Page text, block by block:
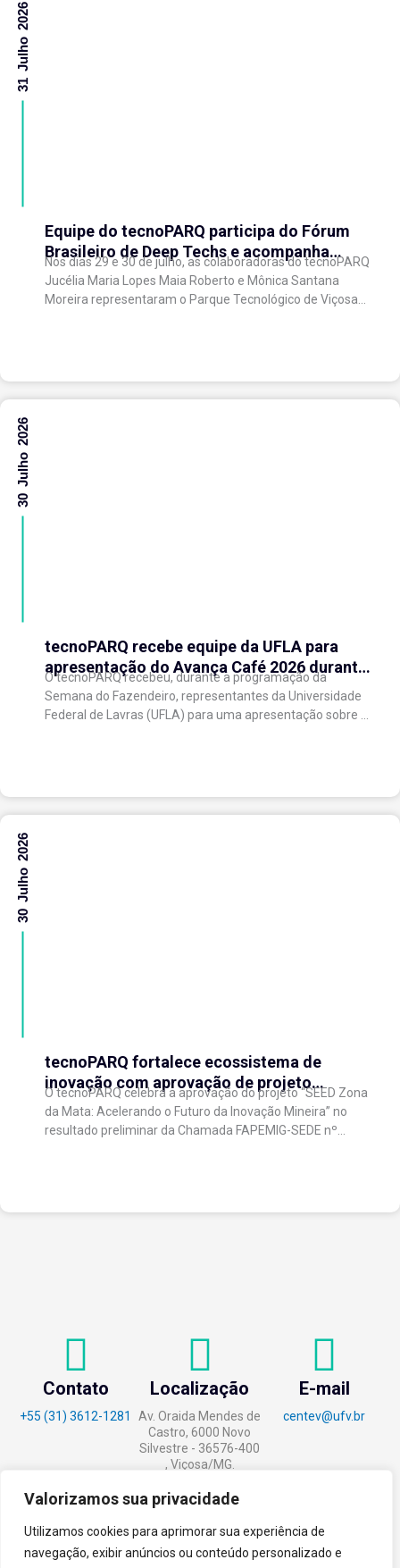
Valorizamos sua privacidade
Utilizamos cookies para aprimorar sua experiência de
navegação, exibir anúncios ou conteúdo personalizado e
Equipe do tecnoPARQ participa do Fórum
Brasileiro de Deep Techs e acompanha
debates sobre políticas para inovação
científica
Nos dias 29 e 30 de julho, as colaboradoras do tecnoPARQ
Jucélia Maria Lopes Maia Roberto e Mônica Santana
Moreira representaram o Parque Tecnológico de Viçosa
31 Julho 2026
tecnoPARQ recebe equipe da UFLA para
apresentação do Avança Café 2026 durante
a Semana do Fazendeiro
O tecnoPARQ recebeu, durante a programação da
Semana do Fazendeiro, representantes da Universidade
Federal de Lavras (UFLA) para uma apresentação sobre o
30 Julho 2026
tecnoPARQ fortalece ecossistema de
inovação com aprovação de projeto
regional de aceleração de startups
O tecnoPARQ celebra a aprovação do projeto “SEED Zona
da Mata: Acelerando o Futuro da Inovação Mineira” no
resultado preliminar da Chamada FAPEMIG-SEDE nº
30 Julho 2026
Contato
+55 (31) 3612-1281
Localização
Av. Oraida Mendes de
Castro, 6000 Novo
Silvestre - 36576-400
, Viçosa/MG.
E-mail
centev@ufv.br
tecnoPARQ © 2021 porDigital